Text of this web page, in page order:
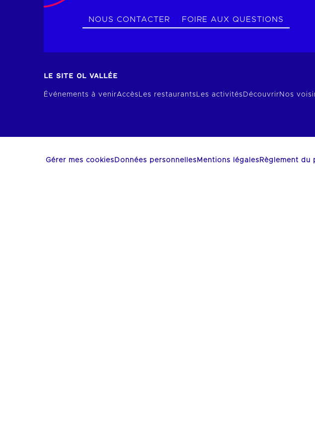
NOUS CONTACTER FOIRE AUX QUESTIONS
LE SITE OL VALLÉE
Événements à venirAccèsLes restaurantsLes activités Découvrir Nos
Gérer mes cookies Données personnelles Mentions légales Règlement du